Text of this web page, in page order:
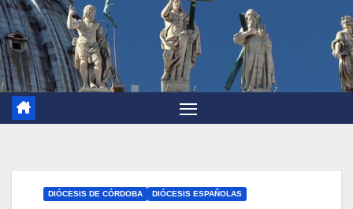
DIÓCESIS DE CÓRDOBA DIÓCESIS ESPAÑOLAS